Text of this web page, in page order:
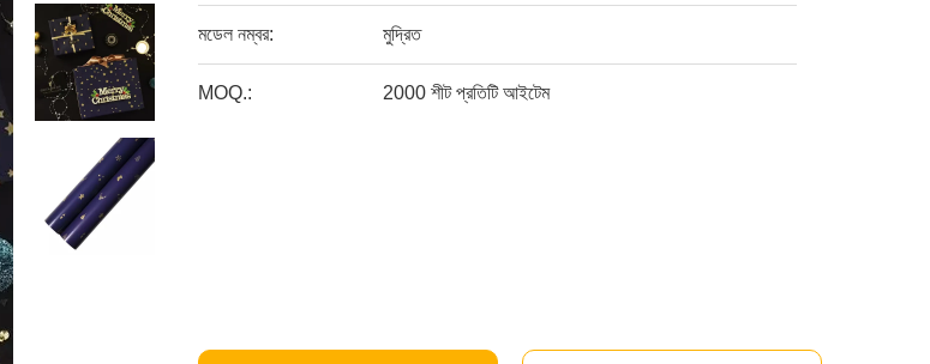
মডেল নম্বর: মুদ্রিত
MOQ.: 2000 শীট প্রতিটি আইটেম